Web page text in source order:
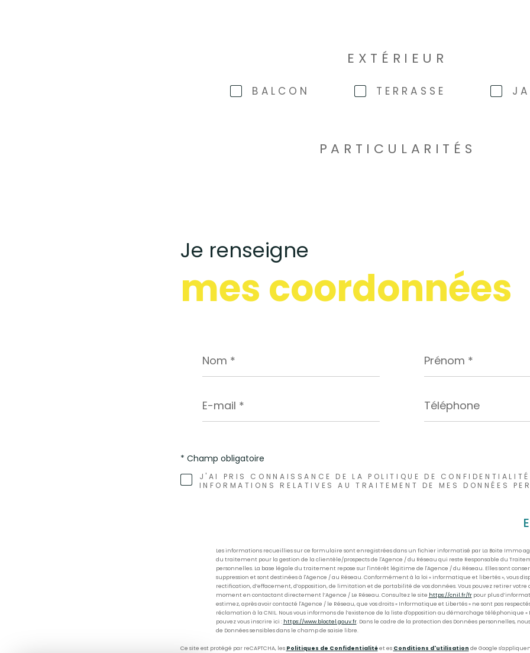
EXTÉRIEUR
BALCON TERRASSE
PARTICULARITÉS
Je renseigne
mes coordonnées
* *
mail
*
J'AI PRIS CONNAISSANCE DE LA POLITIQUE DE
INFORMATIONS RELATIVES AU TRAITEMENT DE MES DONNÉES
* Champ obligatoire
Les informations recueillies sur ce formulaire sont enregistrées dans un fichier informatisé par La Boite Immo
du traitement pour la gestion de la clientèle/prospects de l'Agence / du Réseau qui reste Responsable du
personnelles. La base légale du traitement repose sur l'intérêt légitime de l'Agence / du Réseau. Elles sont
suppression et sont destinées à l'Agence / au Réseau. Conformément à la loi « informatique et libertés », vous
rectification, d’effacement, d’opposition, de limitation et de portabilité de vos données. Vous pouvez retirer
moment en contactant directement l’Agence / Le Réseau. Consultez le site https://cnil.fr/frpour plus
estimez, après avoir contacté l'Agence / le Réseau, que vos droits « Informatique et Libertés » ne sont pas
réclamation à la CNIL. Nous vous informons de l’existence de la liste d'opposition au démarchage téléphonique «
pouvez vous inscrire ici : https://www.bloctel.gouv.fr. Dans le cadre de la protection des Données personnelles,
de Données sensibles dans le champ de saisie libre.
Ce site est protégé par reCAPTCHA, les Politiques de Confidentialitéet es Conditions d'utilisation de Google